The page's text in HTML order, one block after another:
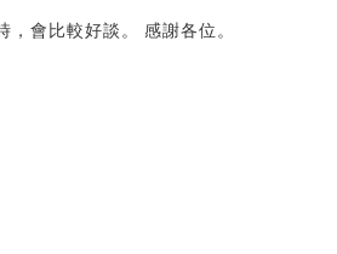
會比較好談。 感謝各位。